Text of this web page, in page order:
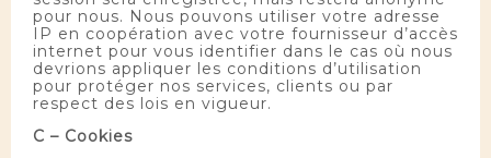
pour nous. Nous pouvons utiliser votre adresse
IP en coopération avec votre fournisseur d’accès
internet pour vous identifier dans le cas où nous
devrions appliquer les conditions d’utilisation
pour protéger nos services, clients ou par
respect des lois en vigueur.
C – Cookies